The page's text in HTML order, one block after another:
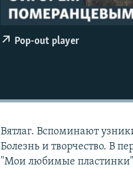
Pop-out player
Вятлаг. Вспоминают
Болезнь и творчество. В
"Мои любимые